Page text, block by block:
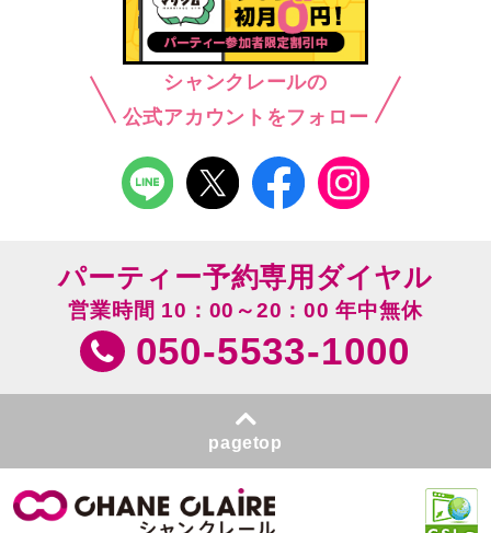
シャンクレールの
公式アカウントをフォロー
パーティー予約専用ダイヤル
営業時間 10：00～20：00 年中無休
050-5533-1000
pagetop